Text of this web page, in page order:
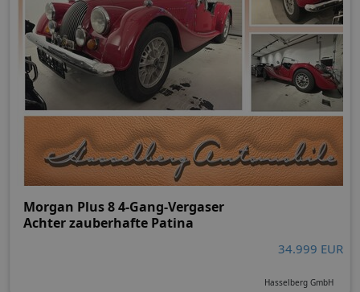
Morgan Plus 8 4-Gang-Vergaser
Achter zauberhafte Patina
34.999 EUR
Hasselberg GmbH